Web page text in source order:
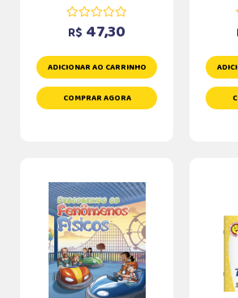
R$ 47,30
ADICIONAR AO CARRINHO
COMPRAR AGORA